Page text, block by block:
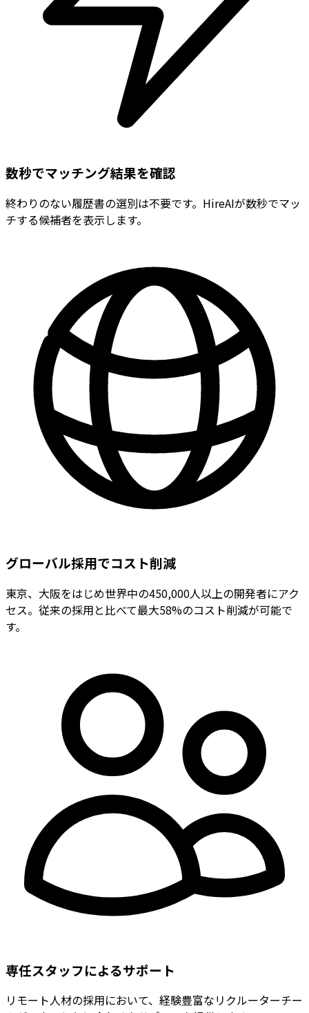
数秒でマッチング結果を確認
終わりのない履歴書の選別は不要です。HireAIが数秒でマッ
チする候補者を表示します。
グローバル採用でコスト削減
東京、大阪をはじめ世界中の450,000人以上の開発者にアク
セス。従来の採用と比べて最大58%のコスト削減が可能で
す。
専任スタッフによるサポート
リモート人材の採用において、経験豊富なリクルーターチー